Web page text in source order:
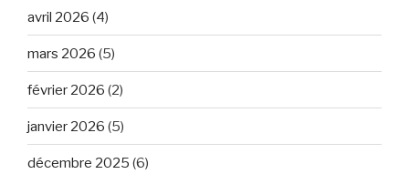
avril 2026 (4)
mars 2026 (5)
février 2026 (2)
janvier 2026 (5)
décembre 2025 (6)